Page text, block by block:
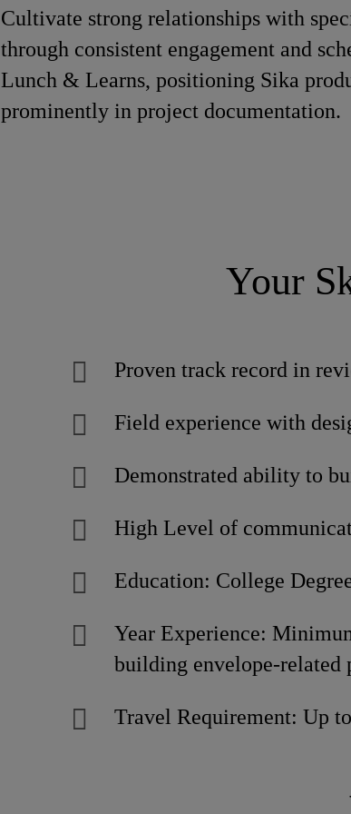
Cultivate strong relationships with
through consistent engagement and
Lunch & Learns, positioning Sika
prominently in project documentation.
Your
Proven track record in
Field experience with
Demonstrated ability to
High Level of
Education: College
Year Experience:
building envelope-related
Travel Requirement: Up